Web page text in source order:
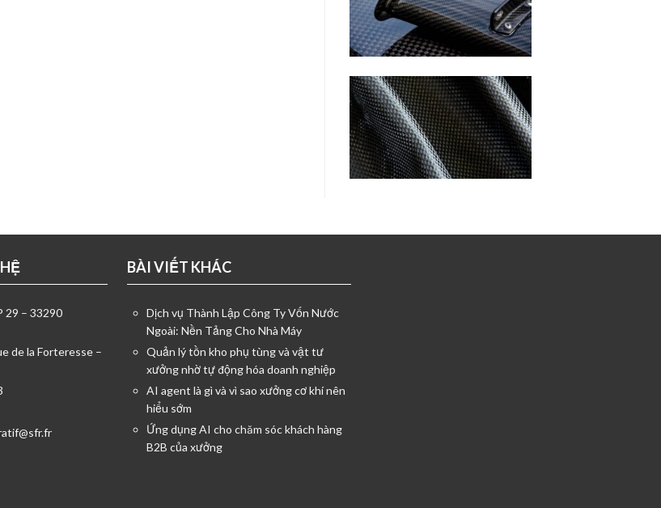
29 – 33290
de la Forteresse –
BÀI VIẾT KHÁC
Dịch vụ Thành Lập Công Ty Vốn Nước
Ngoài: Nền Tảng Cho Nhà Máy
Quản lý tồn kho phụ tùng và vật tư
xưởng nhờ tự động hóa doanh nghiệp
AI agent là gì và vì sao xưởng cơ khí nên
hiểu sớm
Ứng dụng AI cho chăm sóc khách hàng
B2B của xưởng